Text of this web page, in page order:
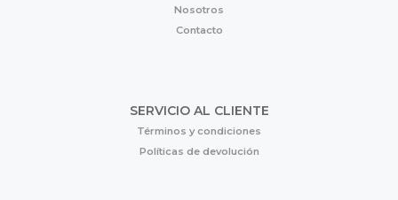
Nosotros
Contacto
SERVICIO AL CLIENTE
Términos y condiciones
Políticas de devolución